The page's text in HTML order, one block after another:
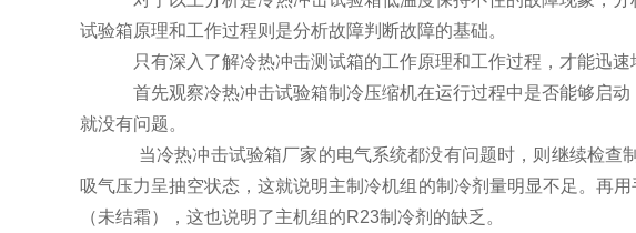
试验箱原理和工作过程则是分析故障判断故障的基础。
只有深入了解冷热冲击测试箱的工作原理和工作过程，才能迅
首先观察冷热冲击试验箱制冷压缩机在运行过程中是否能够启
就没有问题。
当冷热冲击试验箱厂家的电气系统都没有问题时，则继续检查
吸气压力呈抽空状态，这就说明主制冷机组的制冷剂量明显不足。再
（未结霜），这也说明了主机组的R23制冷剂的缺乏。